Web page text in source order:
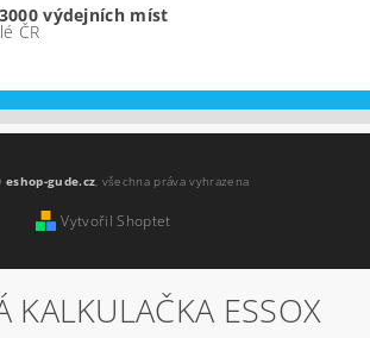
výdejních míst
ČR
eshop-gude.cz, všechna práva vyhrazena
Vytvořil Shoptet
KALKULAČKA ESSOX